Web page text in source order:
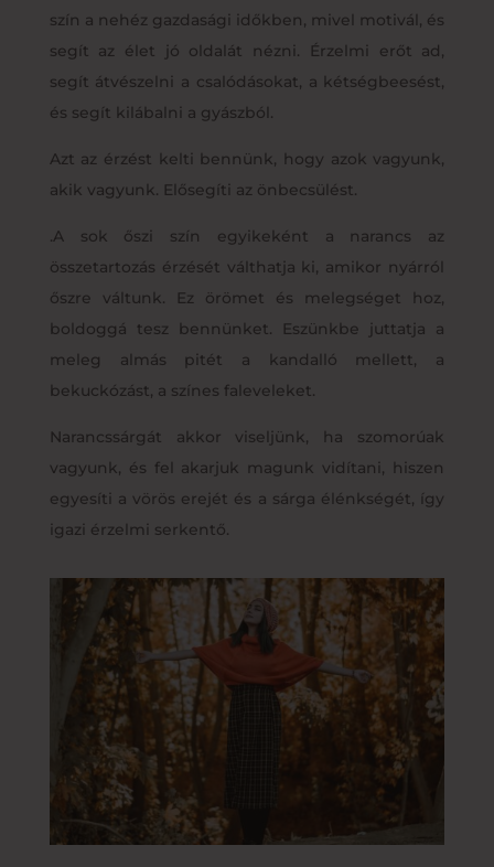
szín a nehéz gazdasági időkben, mivel motivál, és
segít az élet jó oldalát nézni. Érzelmi erőt ad,
segít átvészelni a csalódásokat, a kétségbeesést,
és segít kilábalni a gyászból.
Azt az érzést kelti bennünk, hogy azok vagyunk,
akik vagyunk. Elősegíti az önbecsülést.
.A sok őszi szín egyikeként a narancs az
összetartozás érzését válthatja ki, amikor nyárról
őszre váltunk. Ez örömet és melegséget hoz,
boldoggá tesz bennünket. Eszünkbe juttatja a
meleg almás pitét a kandalló mellett, a
bekuckózást, a színes faleveleket.
Narancssárgát akkor viseljünk, ha szomorúak
vagyunk, és fel akarjuk magunk vidítani, hiszen
egyesíti a vörös erejét és a sárga élénkségét, így
igazi érzelmi serkentő.